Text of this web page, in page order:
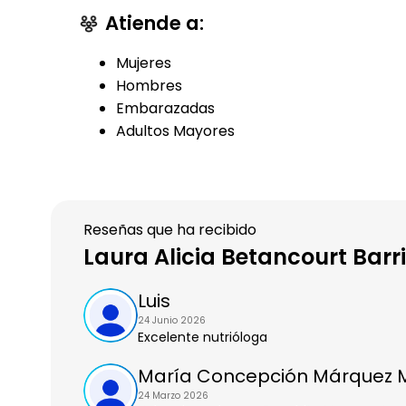
Atiende a:
Mujeres
Hombres
Embarazadas
Adultos Mayores
Reseñas que ha recibido
Laura Alicia Betancourt
Luis
24 Junio 2026
Excelente nutrióloga
María Concepción Márquez
24 Marzo 2026